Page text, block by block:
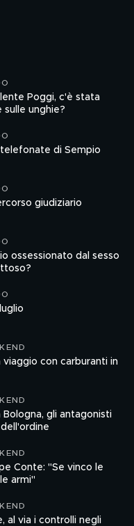
Poggi, c'è stata
sulle unghie?
di Sempio
giudiziario
ossessionato dal sesso
viaggio con carburanti in
Bologna, gli antagonisti
Conte: "Se vinco le
armi"
al via i controlli negli